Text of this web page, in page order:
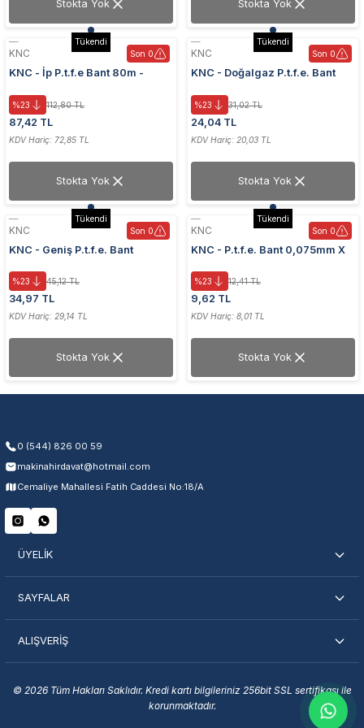
Stokta Yok Stokta Yok
Tükendi
Son 0
KNC
KNC - İp P.t.f.e Bant 80m -
%23 112,80 TL
87,42 TL
KDV Hariç: 72,85 TL
Stokta Yok
Tükendi
Son 0
KNC
KNC - Doğalgaz P.t.f.e. Bant
%23 31,02 TL
24,04 TL
KDV Hariç: 20,03 TL
Stokta Yok
Tükendi
Son 0
KNC
KNC - Geniş P.t.f.e. Bant
%23 45,12 TL
34,97 TL
KDV Hariç: 29,14 TL
Stokta Yok
Tükendi
Son 0
KNC
KNC - P.t.f.e. Bant 0,075mm X
%23 12,41 TL
9,62 TL
KDV Hariç: 8,01 TL
Stokta Yok
0 (544) 826 00 59
makinahirdavat@hotmail.com
Cemaliye Mahallesi Fatih Caddesi No:18/A
ÜYELİK
SAYFALAR
ALIŞVERİŞ
© 2026 Tüm Hakları Saklıdır. Kredi kartı bilgileriniz 256bit SSL sertifikası ile
korunmaktadır.